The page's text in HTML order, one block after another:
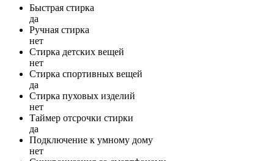
Быстрая стирка
да
Ручная стирка
нет
Стирка детских вещей
нет
Стирка спортивных вещей
да
Стирка пуховых изделий
нет
Таймер отсрочки стирки
да
Подключение к умному дому
нет